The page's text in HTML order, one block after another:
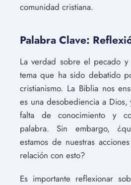
comunidad cristiana.
Palabra Clave:
La verdad sobre el pecado
tema que ha sido debatido
cristianismo. La Biblia nos
es una desobediencia a
falta de conocimiento y
palabra. Sin embargo,
estamos de nuestras
relación con esto?
Es importante reflexionar